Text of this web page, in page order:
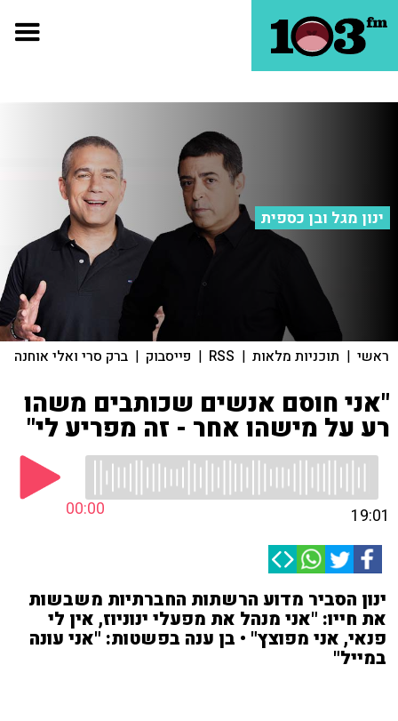
ינון מגל ובן כספית
ראשי | תוכניות מלאות |
RSS
| פייסבוק | ברק סרי ואלי אוחנה
"אני חוסם אנשים שכותבים משהו
רע על מישהו אחר - זה מפריע לי"
00:00 19:01
ינון הסביר מדוע הרשתות החברתיות משבשות
את חייו: "אני מנהל את מפעלי ינוניוז, אין לי
פנאי, אני מפוצץ" • בן ענה בפשטות: "אני עונה
במייל"